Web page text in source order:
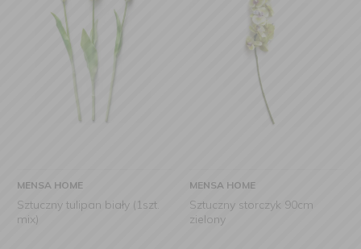
MENSA HOME
Sztuczny tulipan biały (1szt.
mix)
MENSA HOME
Sztuczny storczyk 90cm
zielony